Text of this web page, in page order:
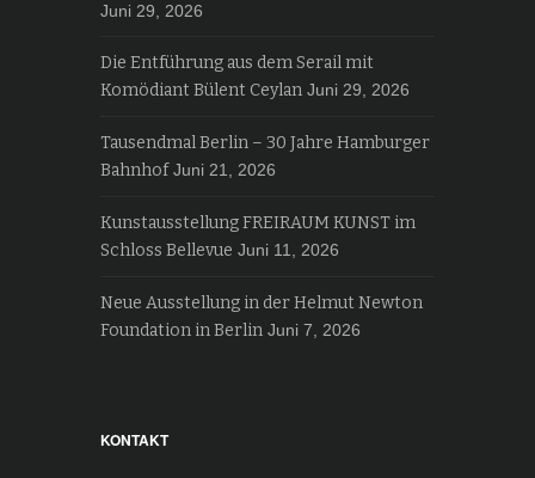
Juni 29, 2026
Die Entführung aus dem Serail mit
Komödiant Bülent Ceylan Juni 29, 2026
Tausendmal Berlin – 30 Jahre Hamburger
Bahnhof Juni 21, 2026
Kunstausstellung FREIRAUM KUNST im
Schloss Bellevue Juni 11, 2026
Neue Ausstellung in der Helmut Newton
Foundation in Berlin Juni 7, 2026
KONTAKT